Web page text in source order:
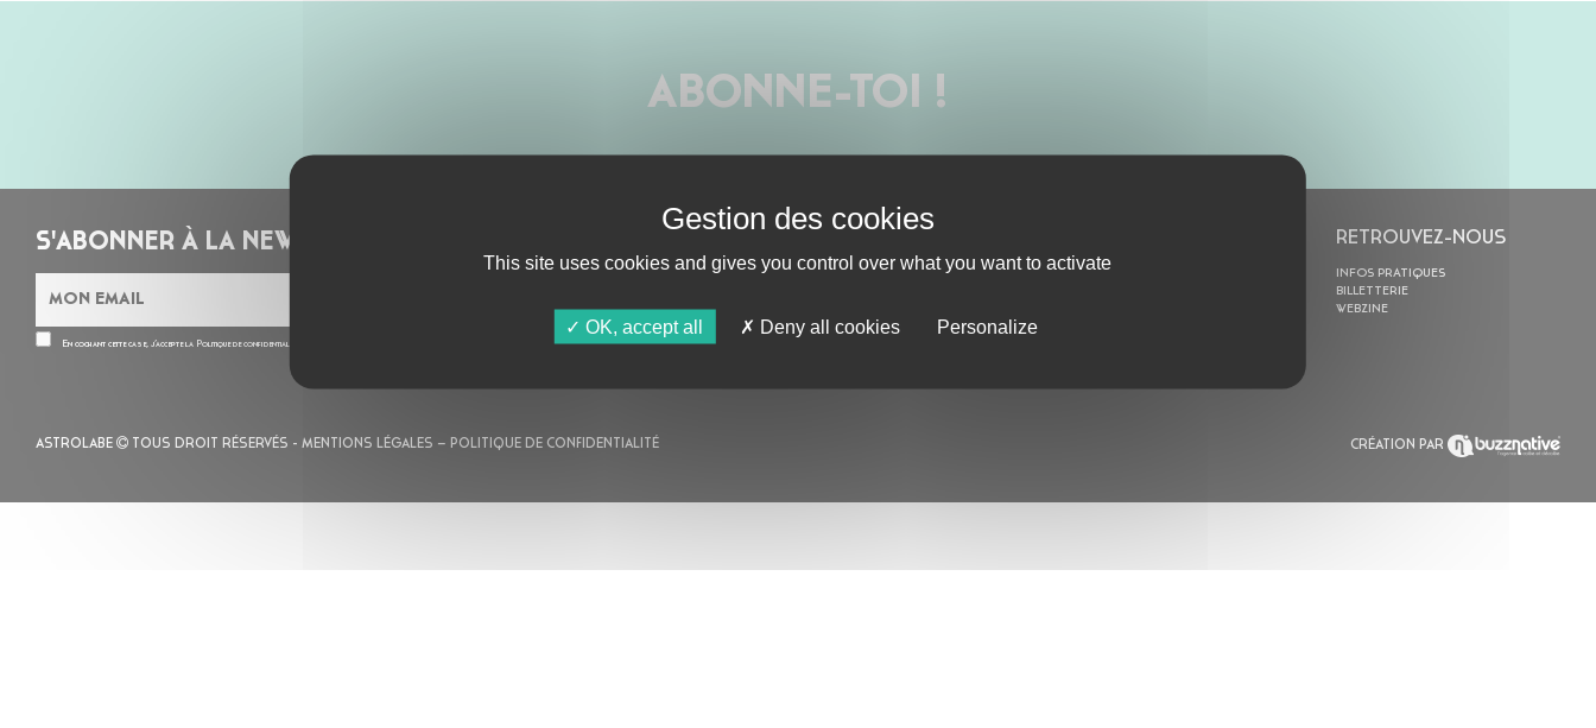
ABONNE-TOI !
S'ABONNER À LA NEWSLETTER
En cochant cette case, j’accepte la Politique de confidentialité
AGENDA
ACTION CULTURELLE
RETROUVEZ-NOUS
INFOS PRATIQUES
BILLETTERIE
WEBZINE
ASTROLABE TOUS DROIT RÉSERVÉS - MENTIONS LÉGALES – POLITIQUE DE CONFIDENTIALITÉ CRÉATION PAR
This site uses cookies and gives you control over what you want to activate
OK, accept all Deny all cookies Personalize